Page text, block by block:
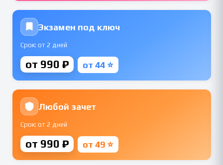
Экзамен под ключ
Срок: от 2 дней
от 990 ₽ от 44 ⭐
Любой зачет
Срок: от 2 дней
от 990 ₽ от 49 ⭐